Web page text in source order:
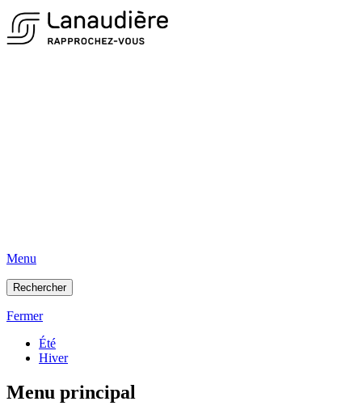
Menu
Rechercher
Fermer
Été
Hiver
Menu principal